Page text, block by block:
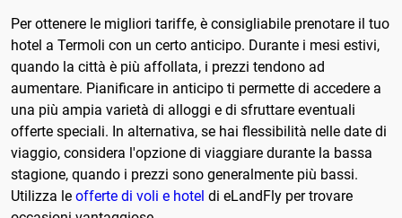
Per ottenere le migliori tariffe, è consigliabile prenotare il tuo
hotel a Termoli con un certo anticipo. Durante i mesi estivi,
quando la città è più affollata, i prezzi tendono ad
aumentare. Pianificare in anticipo ti permette di accedere a
una più ampia varietà di alloggi e di sfruttare eventuali
offerte speciali. In alternativa, se hai flessibilità nelle date di
viaggio, considera l'opzione di viaggiare durante la bassa
stagione, quando i prezzi sono generalmente più bassi.
Utilizza le offerte di voli e hotel di eLandFly per trovare